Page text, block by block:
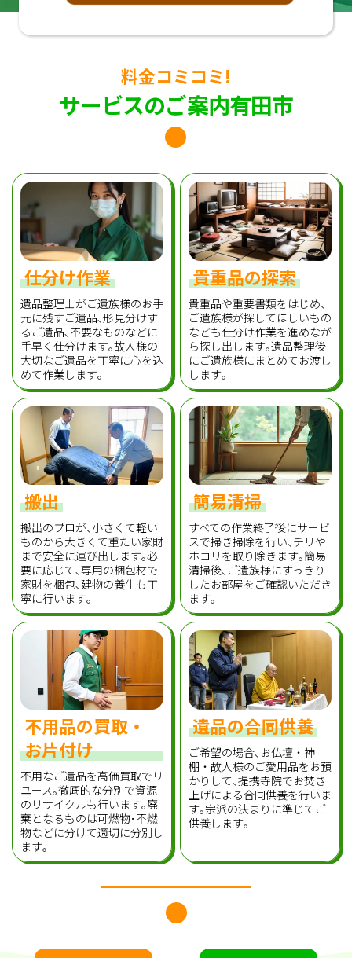
料金コミコミ!
サービスのご案内有田市
仕分け作業
遺品整理士がご遺族様のお手
元に残すご遺品､形見分けす
るご遺品､不要なものなどに
手早く仕分けます｡故人様の
大切なご遺品を丁寧に心を込
めて作業します｡
貴重品の探索
貴重品や重要書類をはじめ､
ご遺族様が探してほしいもの
なども仕分け作業を進めなが
ら探し出します｡遺品整理後
にご遺族様にまとめてお渡し
します｡
搬出
搬出のプロが､小さくて軽い
ものから大きくて重たい家財
まで安全に運び出します｡必
要に応じて､専用の梱包材で
家財を梱包､建物の養生も丁
寧に行います｡
簡易清掃
すべての作業終了後にサービ
スで掃き掃除を行い､チリや
ホコリを取り除きます｡簡易
清掃後､ご遺族様にすっきり
したお部屋をご確認いただき
ます｡
不用品の買取・
お片付け
不用なご遺品を高価買取でリ
ユース｡徹底的な分別で資源
のリサイクルも行います｡廃
棄となるものは可燃物･不燃
物などに分けて適切に分別し
ます｡
遺品の合同供養
ご希望の場合､お仏壇・神
棚・故人様のご愛用品をお預
かりして､提携寺院でお焚き
上げによる合同供養を行いま
す｡宗派の決まりに準じてご
供養します｡